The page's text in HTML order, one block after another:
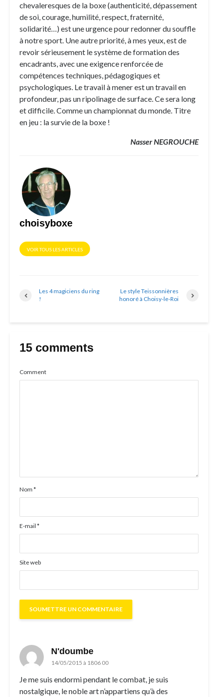
chevaleresques de la boxe (authenticité, dépassement
de soi, courage, humilité, respect, fraternité,
solidarité…) est une urgence pour redonner du souffle
à notre sport. Une autre priorité, à mes yeux, est de
revoir sérieusement le système de formation des
encadrants, avec une exigence renforcée de
compétences techniques, pédagogiques et
psychologiques. Le travail à mener est un travail en
profondeur, pas un ripolinage de surface. Ce sera long
et difficile. Comme un championnat du monde. Titre
en jeu : la survie de la boxe !
Nasser NEGROUCHE
choisyboxe
VOIR TOUS LES ARTICLES
Les 4 magiciens du ring
!
Le style Teissonnières
honoré à Choisy-le-Roi
15 comments
Comment
Nom *
E-mail *
Site web
N'doumbe
14/05/2015 à 1806 00
Je me suis endormi pendant le combat, je suis
nostalgique, le noble art n’appartiens qu’à des